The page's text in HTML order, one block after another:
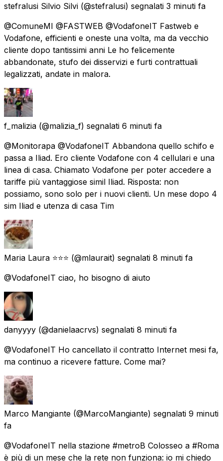
stefralusi Silvio Silvi (@stefralusi) segnalati 3 minuti fa
@ComuneMI @FASTWEB @VodafoneIT Fastweb e
Vodafone, efficienti e oneste una volta, ma da vecchio
cliente dopo tantissimi anni Le ho felicemente
abbandonate, stufo dei disservizi e furti contrattuali
legalizzati, andate in malora.
f_malizia (@malizia_f) segnalati 6 minuti fa
@Monitorapa @VodafoneIT Abbandona quello schifo e
passa a Iliad. Ero cliente Vodafone con 4 cellulari e una
linea di casa. Chiamato Vodafone per poter accedere a
tariffe più vantaggiose simil Iliad. Risposta: non
possiamo, sono solo per i nuovi clienti. Un mese dopo 4
sim Iliad e utenza di casa Tim
Maria Laura ⭐️⭐️⭐️ (@mlaurait) segnalati 8 minuti fa
@VodafoneIT ciao, ho bisogno di aiuto
danyyyy (@danielaacrvs) segnalati 8 minuti fa
@VodafoneIT Ho cancellato il contratto Internet mesi fa,
ma continuo a ricevere fatture. Come mai?
Marco Mangiante (@MarcoMangiante) segnalati 9 minuti
fa
@VodafoneIT nella stazione #metroB Colosseo a #Roma
è più di un mese che la rete non funziona: io mi chiedo